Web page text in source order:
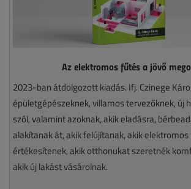
Az elektromos fűtés a jövő
2023-ban átdolgozott kiadás. Ifj. Czinege
épületgépészeknek, villamos tervezőknek, új
szól, valamint azoknak, akik eladásra,
alakítanak át, akik felújítanak, akik
értékesítenek, akik otthonukat szeretnék
akik új lakást vásárolnak.